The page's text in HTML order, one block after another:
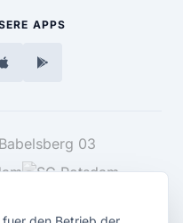
APPS